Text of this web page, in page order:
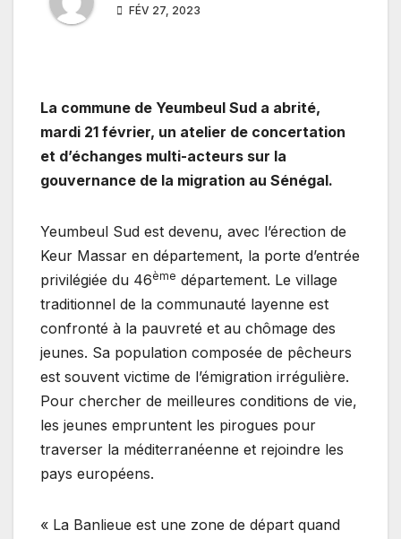
FÉV 27, 2023
La commune de Yeumbeul Sud a abrité,
mardi 21 février, un atelier de concertation
et d’échanges multi-acteurs sur la
gouvernance de la migration au Sénégal.
Yeumbeul Sud est devenu, avec l’érection de
Keur Massar en département, la porte d’entrée
privilégiée du 46ème département. Le village
traditionnel de la communauté layenne est
confronté à la pauvreté et au chômage des
jeunes. Sa population composée de pêcheurs
est souvent victime de l’émigration irrégulière.
Pour chercher de meilleures conditions de vie,
les jeunes empruntent les pirogues pour
traverser la méditerranéenne et rejoindre les
pays européens.
« La Banlieue est une zone de départ quand